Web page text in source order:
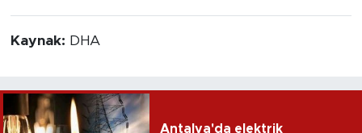
Kaynak: DHA
Antalya'da elektrik